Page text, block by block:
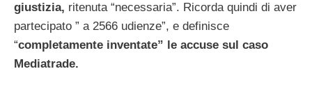
giustizia, ritenuta “necessaria”. Ricorda quindi di aver
partecipato ” a 2566 udienze”, e definisce
“completamente inventate” le accuse sul caso
Mediatrade.